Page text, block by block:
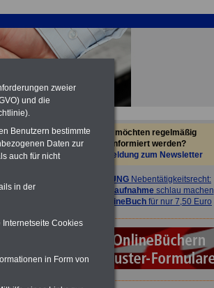
Laufzeit
bei den
Sie möchten regelmäßig
informiert werden?
Anmeldung zum Newsletter
ACHTUNG Nebentätigkeitsrecht:
vor Jobaufnahmeschlau machen
OnlineBuch für nur 7,50 Euro
zweier
und die
Benutzern bestimmte
Daten zur
auch für nicht
in der
Internetseite Cookies
in Form von